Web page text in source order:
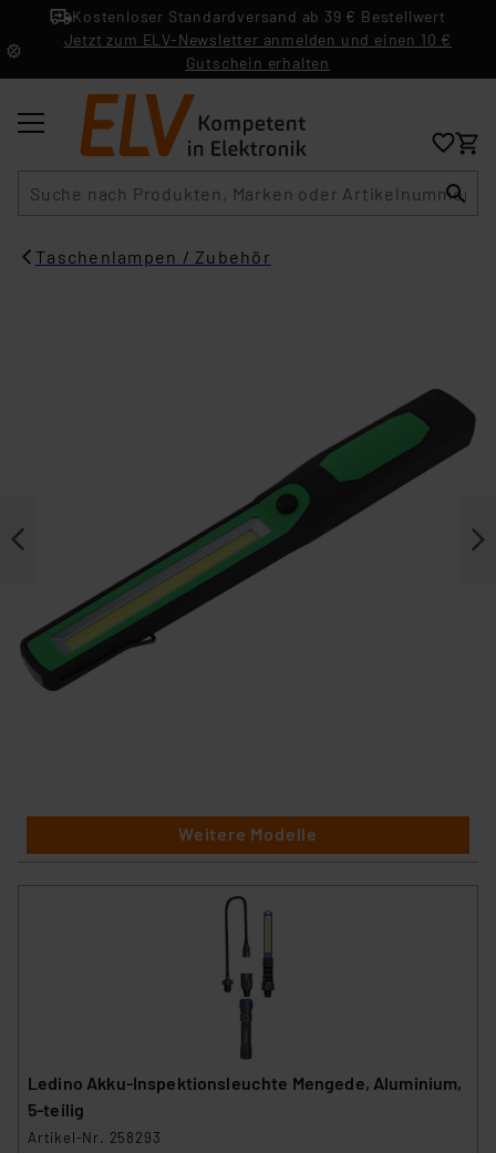
Kostenloser Standardversand ab 39 € Bestellwert
Jetzt zum ELV-Newsletter anmelden und einen 10 €
Gutschein erhalten
Taschenlampen / Zubehör
Weitere Modelle
Ledino Akku-Inspektionsleuchte Mengede, Aluminium,
5-teilig
Artikel-Nr. 258293